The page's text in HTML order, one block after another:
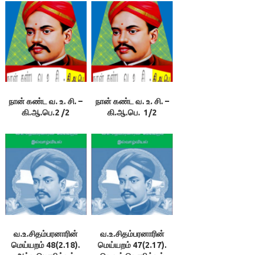
நான் கண்ட வ. உ. சி. –
கி.ஆ.பெ.2 /2
நான் கண்ட வ. உ. சி. –
கி.ஆ.பெ. 1/2
வ.உ.சிதம்பரனாரின்
மெய்யறம் 48(2.18).
வ.உ.சிதம்பரனாரின்
மெய்யறம் 47(2.17).